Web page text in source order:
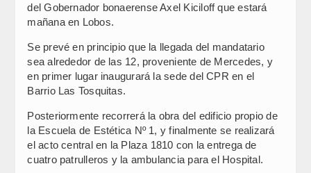
del Gobernador bonaerense Axel Kiciloff que estará
mañana en Lobos.
Se prevé en principio que la llegada del mandatario
sea alrededor de las 12, proveniente de Mercedes, y
en primer lugar inaugurará la sede del CPR en el
Barrio Las Tosquitas.
Posteriormente recorrerá la obra del edificio propio de
la Escuela de Estética Nº 1, y finalmente se realizará
el acto central en la Plaza 1810 con la entrega de
cuatro patrulleros y la ambulancia para el Hospital.